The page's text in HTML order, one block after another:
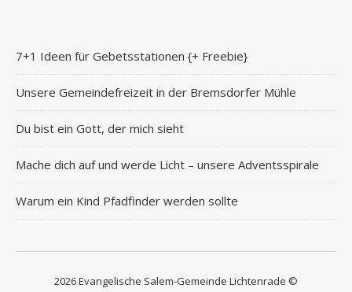
7+1 Ideen für Gebetsstationen {+ Freebie}
Unsere Gemeindefreizeit in der Bremsdorfer Mühle
Du bist ein Gott, der mich sieht
Mache dich auf und werde Licht – unsere Adventsspirale
Warum ein Kind Pfadfinder werden sollte
2026 Evangelische Salem-Gemeinde Lichtenrade ©